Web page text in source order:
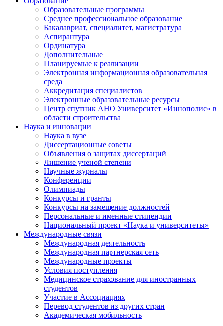
Образовательные программы
Среднее профессиональное образование
Бакалавриат, специалитет, магистратура
Аспирантура
Ординатура
Дополнительные
Планируемые к реализации
Электронная информационная образовательная
среда
Аккредитация специалистов
Электронные образовательные ресурсы
Центр спутник АНО Университет «Иннополис» в
области строительства
Наука и инновации
Наука в вузе
Диссертационные советы
Объявления о защитах диссертаций
Лишение ученой степени
Научные журналы
Конференции
Олимпиады
Конкурсы и гранты
Конкурсы на замещение должностей
Персональные и именные стипендии
Национальный проект «Наука и университеты»
Международные связи
Международная деятельность
Международная партнерская сеть
Международные проекты
Условия поступления
Медицинское страхование для иностранных
студентов
Участие в Ассоциациях
Перевод студентов из других стран
Академическая мобильность